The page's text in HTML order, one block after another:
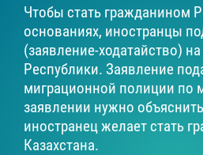
Чтобы стать гражданином
основаниях, иностранцы
(заявление-ходатайство)
Республики. Заявление
миграционной полиции по
заявлении нужно
иностранец желает стать
Казахстана.